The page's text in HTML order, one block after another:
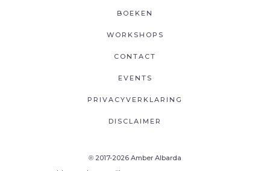
BOEKEN
WORKSHOPS
CONTACT
EVENTS
PRIVACYVERKLARING
DISCLAIMER
® 2017-2026 Amber Albarda